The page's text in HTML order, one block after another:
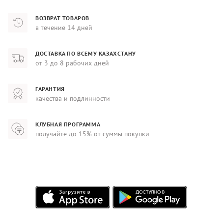
ВОЗВРАТ ТОВАРОВ
в течение 14 дней
ДОСТАВКА ПО ВСЕМУ КАЗАХСТАНУ
от 3 до 8 рабочих дней
ГАРАНТИЯ
качества и подлинности
КЛУБНАЯ ПРОГРАММА
получайте до 15% от суммы покупки